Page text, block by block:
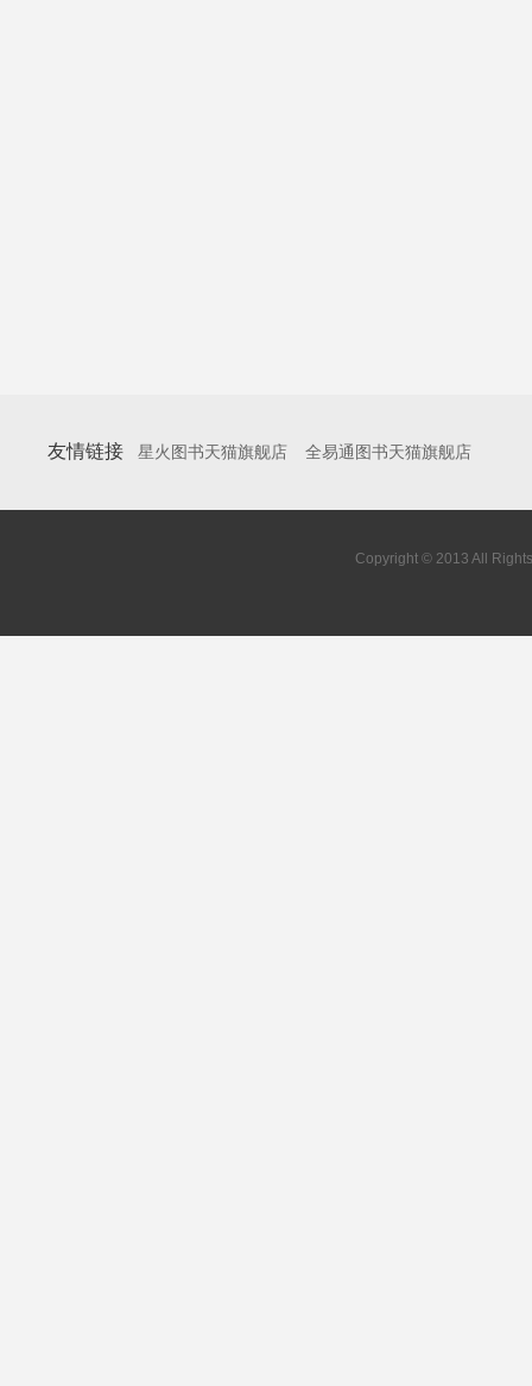
友情链接 星火图书天猫旗舰店 全易通图书天猫旗舰店
Copyright © 2013 All